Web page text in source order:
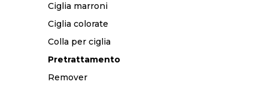
Ciglia marroni
Ciglia colorate
Colla per ciglia
Pretrattamento
Remover